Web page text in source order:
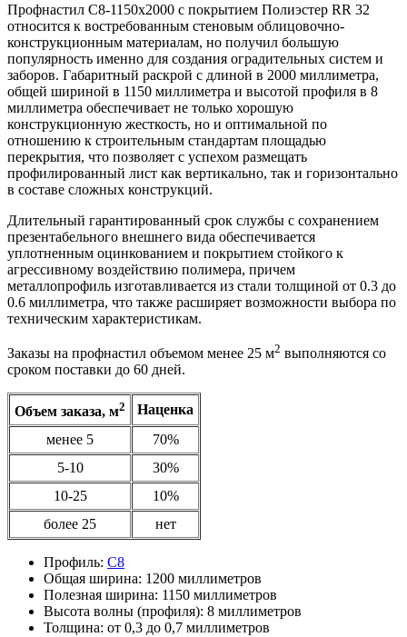
Профнастил С8-1150x2000 с покрытием Полиэстер RR 32
относится к востребованным стеновым облицовочно-
конструкционным материалам, но получил большую
популярность именно для создания оградительных систем и
заборов. Габаритный раскрой с длиной в 2000 миллиметра,
общей шириной в 1150 миллиметра и высотой профиля в 8
миллиметра обеспечивает не только хорошую
конструкционную жесткость, но и оптимальной по
отношению к строительным стандартам площадью
перекрытия, что позволяет с успехом размещать
профилированный лист как вертикально, так и горизонтально
в составе сложных конструкций.
Длительный гарантированный срок службы с сохранением
презентабельного внешнего вида обеспечивается
уплотненным оцинкованием и покрытием стойкого к
агрессивному воздействию полимера, причем
металлопрофиль изготавливается из стали толщиной от 0.3 до
0.6 миллиметра, что также расширяет возможности выбора по
техническим характеристикам.
Заказы на профнастил объемом менее 25 м2 выполняются со
сроком поставки до 60 дней.
Объем заказа, м2
Наценка
менее 5
70%
5-10
30%
10-25
10%
более 25
нет
Профиль: С8
Общая ширина: 1200 миллиметров
Полезная ширина: 1150 миллиметров
Высота волны (профиля): 8 миллиметров
Толщина: от 0,3 до 0,7 миллиметров